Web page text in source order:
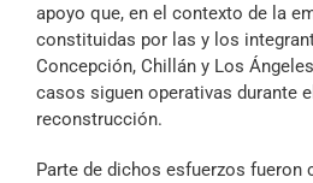
apoyo que, en el contexto de la
constituidas por las y los
Concepción, Chillán y Los
casos siguen operativas durante
reconstrucción.
Parte de dichos esfuerzos fueron